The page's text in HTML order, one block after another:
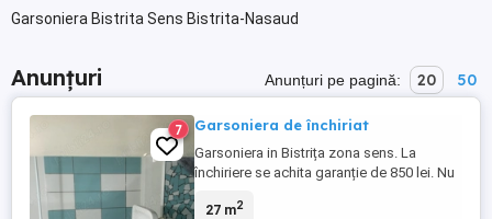
Garsoniera Bistrita Sens Bistrita-Nasaud
Anunțuri Anunțuri pe pagină: 20 50
7 Garsoniera de închiriat
Garsoniera in Bistrița zona sens. La
închiriere se achita garanție de 850 lei. Nu
27 m2